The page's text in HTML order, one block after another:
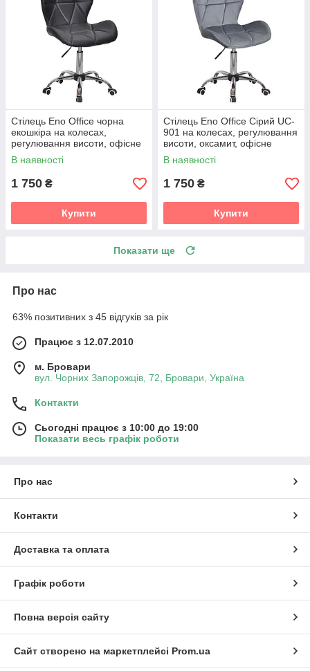
Стілець Eno Office чорна
екошкіра на колесах,
регулювання висоти, офісне
крісло для дому та офісу
В наявності
1 750 ₴
Купити
Стілець Eno Office Сірий UC-
901 на колесах, регулювання
висоти, оксамит, офісне
крісло для дому та офісу
В наявності
1 750 ₴
Купити
Показати ще
Про нас
63% позитивних з 45 відгуків за рік
Працює з 12.07.2010
м. Бровари
вул. Чорних Запорожців, 72, Бровари, Україна
Контакти
Сьогодні працює з 10:00 до 19:00
Показати весь графік роботи
Про нас
Контакти
Доставка та оплата
Графік роботи
Повна версія сайту
Сайт створено на маркетплейсі Prom.ua